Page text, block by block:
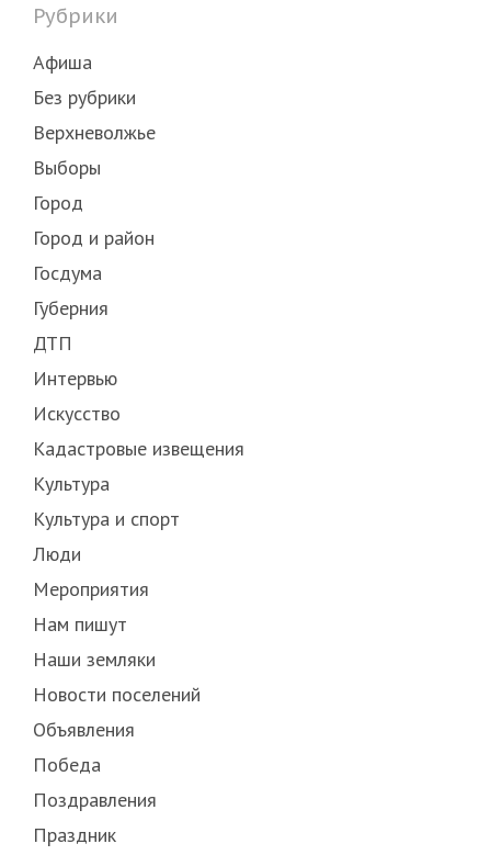
Рубрики
Афиша
Без рубрики
Верхневолжье
Выборы
Город
Город и район
Госдума
Губерния
ДТП
Интервью
Искусство
Кадастровые извещения
Культура
Культура и спорт
Люди
Мероприятия
Нам пишут
Наши земляки
Новости поселений
Объявления
Победа
Поздравления
Праздник